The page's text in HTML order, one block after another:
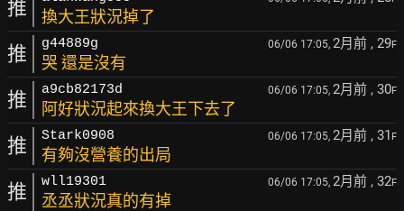
推 換大王狀況掉了
推 g44889g 06/06 17:05, 2月前 , 29F
哭 還是沒有
推 a9cb82173d 06/06 17:05, 2月前 , 30F
阿好狀況起來換大王下去了
推 Stark0908 06/06 17:05, 2月前 , 31 F
有夠沒營養的出局
推 wll19301 06/06 17:05, 2月前 , 32F
丞丞狀況真的有掉